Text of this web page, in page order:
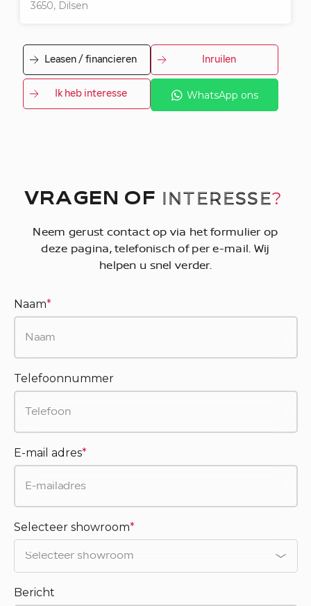
3650, Dilsen
Leasen / financieren Inruilen
Ik heb interesse WhatsApp ons
VRAGEN OF INTERESSE?
Neem gerust contact op via het formulier op
deze pagina, telefonisch of per e-mail. Wij
helpen u snel verder.
Naam*
Telefoonnummer
E-mail adres*
Selecteer showroom*
Bericht